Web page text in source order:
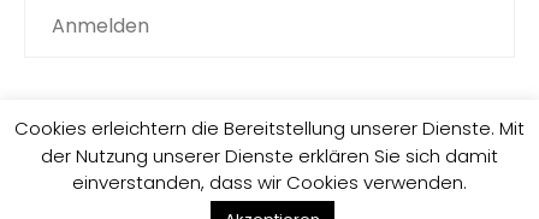
Anmelden
Impressum Datenschutzrichtlinie
Cookies erleichtern die Bereitstellung unserer Dienste. Mit
der Nutzung unserer Dienste erklären Sie sich damit
einverstanden, dass wir Cookies verwenden.